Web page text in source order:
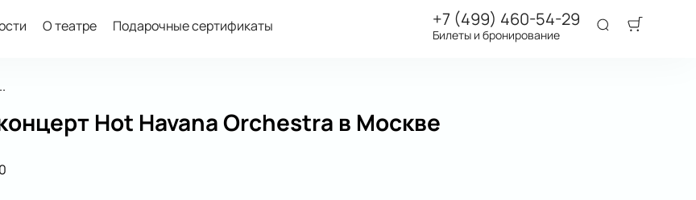
О театре Подарочные сертификаты +7 (499) 460-54-29
Билеты и бронирование
Hot Havana Оrchestra в Москве